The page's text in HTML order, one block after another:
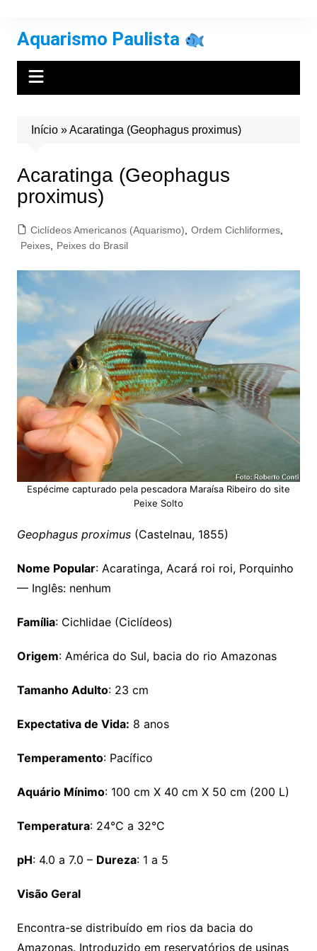
conteúdo
Aquarismo Paulista
Início»Acaratinga (Geophagus proximus)
Acaratinga (Geophagus
proximus)
Ciclídeos Americanos (Aquarismo) Ordem Cichliformes,
Peixes, Peixes do Brasil
Espécime capturado pela pescadora Maraísa Ribeiro do site
Peixe Solto
Geophagus proximus(Castelnau, 1855)
Nome Popular: Acaratinga, Acará roi roi, Porquinho
— Inglês: nenhum
Família: Cichlidae (Ciclídeos)
Origem: América do Sul, bacia do rio Amazonas
Tamanho Adulto: 23 cm
Expectativa de Vida: 8 anos
Temperamento: Pacífico
Aquário Mínimo: 100 cm X 40 cm X 50 cm (200 L)
Temperatura: 24°C a 32°C
pH: 4.0 a 7.0 – Dureza: 1 a 5
Visão Geral
Encontra-se distribuído em rios da bacia do
Amazonas. Introduzido em reservatórios de usinas